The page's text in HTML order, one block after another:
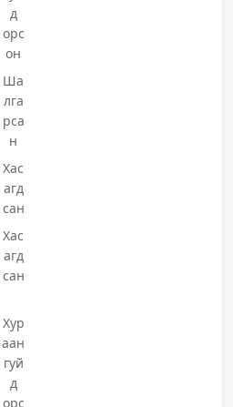
д
орс
он
Ша
лга
рса
н
Хас
агд
сан
Хас
агд
сан
Хур
аан
гуй
д
орс